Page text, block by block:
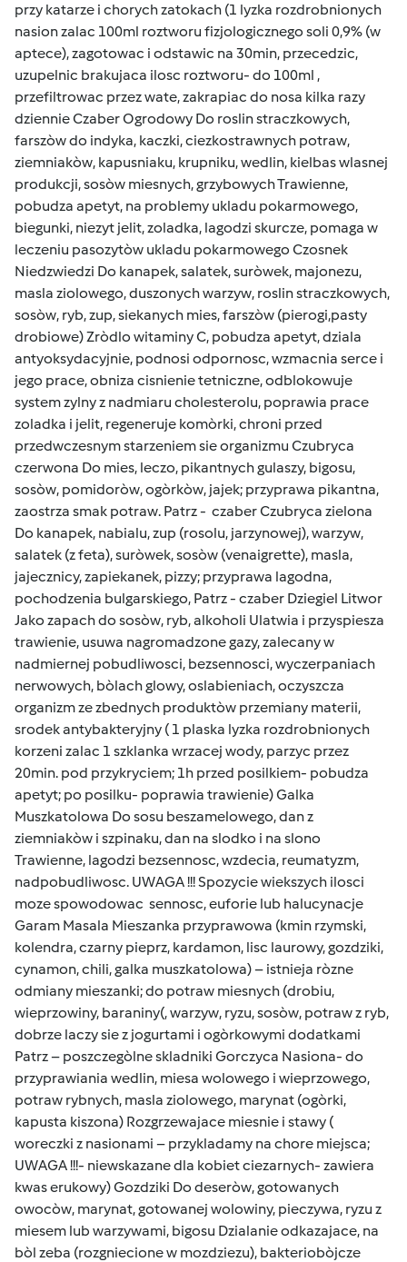
przy katarze i chorych zatokach (1 lyzka rozdrobnionych
nasion zalac 100ml roztworu fizjologicznego soli 0,9% (w
aptece), zagotowac i odstawic na 30min, przecedzic,
uzupelnic brakujaca ilosc roztworu- do 100ml ,
przefiltrowac przez wate, zakrapiac do nosa kilka razy
dziennie Czaber Ogrodowy Do roslin straczkowych,
farszòw do indyka, kaczki, ciezkostrawnych potraw,
ziemniakòw, kapusniaku, krupniku, wedlin, kielbas wlasnej
produkcji, sosòw miesnych, grzybowych Trawienne,
pobudza apetyt, na problemy ukladu pokarmowego,
biegunki, niezyt jelit, zoladka, lagodzi skurcze, pomaga w
leczeniu pasozytòw ukladu pokarmowego Czosnek
Niedzwiedzi Do kanapek, salatek, suròwek, majonezu,
masla ziolowego, duszonych warzyw, roslin straczkowych,
sosòw, ryb, zup, siekanych mies, farszòw (pierogi,pasty
drobiowe) Zròdlo witaminy C, pobudza apetyt, dziala
antyoksydacyjnie, podnosi odpornosc, wzmacnia serce i
jego prace, obniza cisnienie tetniczne, odblokowuje
system zylny z nadmiaru cholesterolu, poprawia prace
zoladka i jelit, regeneruje komòrki, chroni przed
przedwczesnym starzeniem sie organizmu Czubryca
czerwona Do mies, leczo, pikantnych gulaszy, bigosu,
sosòw, pomidoròw, ogòrkòw, jajek; przyprawa pikantna,
zaostrza smak potraw. Patrz - czaber Czubryca zielona
Do kanapek, nabialu, zup (rosolu, jarzynowej), warzyw,
salatek (z feta), suròwek, sosòw (venaigrette), masla,
jajecznicy, zapiekanek, pizzy; przyprawa lagodna,
pochodzenia bulgarskiego, Patrz - czaber Dziegiel Litwor
Jako zapach do sosòw, ryb, alkoholi Ulatwia i przyspiesza
trawienie, usuwa nagromadzone gazy, zalecany w
nadmiernej pobudliwosci, bezsennosci, wyczerpaniach
nerwowych, bòlach glowy, oslabieniach, oczyszcza
organizm ze zbednych produktòw przemiany materii,
srodek antybakteryjny ( 1 plaska lyzka rozdrobnionych
korzeni zalac 1 szklanka wrzacej wody, parzyc przez
20min. pod przykryciem; 1h przed posilkiem- pobudza
apetyt; po posilku- poprawia trawienie) Galka
Muszkatolowa Do sosu beszamelowego, dan z
ziemniakòw i szpinaku, dan na slodko i na slono
Trawienne, lagodzi bezsennosc, wzdecia, reumatyzm,
nadpobudliwosc. UWAGA !!! Spozycie wiekszych ilosci
moze spowodowac sennosc, euforie lub halucynacje
Garam Masala Mieszanka przyprawowa (kmin rzymski,
kolendra, czarny pieprz, kardamon, lisc laurowy, gozdziki,
cynamon, chili, galka muszkatolowa) – istnieja ròzne
odmiany mieszanki; do potraw miesnych (drobiu,
wieprzowiny, baraniny(, warzyw, ryzu, sosòw, potraw z ryb,
dobrze laczy sie z jogurtami i ogòrkowymi dodatkami
Patrz – poszczegòlne skladniki Gorczyca Nasiona- do
przyprawiania wedlin, miesa wolowego i wieprzowego,
potraw rybnych, masla ziolowego, marynat (ogòrki,
kapusta kiszona) Rozgrzewajace miesnie i stawy (
woreczki z nasionami – przykladamy na chore miejsca;
UWAGA !!!- niewskazane dla kobiet ciezarnych- zawiera
kwas erukowy) Gozdziki Do deseròw, gotowanych
owocòw, marynat, gotowanej wolowiny, pieczywa, ryzu z
miesem lub warzywami, bigosu Dzialanie odkazajace, na
bòl zeba (rozgniecione w mozdziezu), bakteriobòjcze